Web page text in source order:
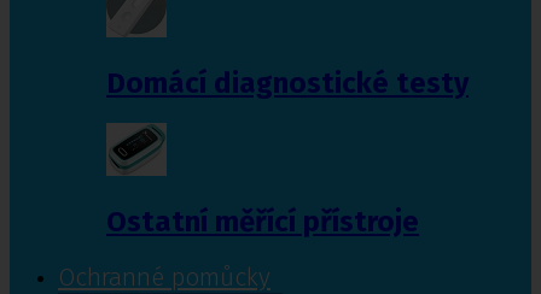
Domácí diagnostické testy
Ostatní měřící přístroje
Ochranné pomůcky